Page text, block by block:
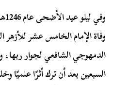
وفاة الإمام الخامس عشر
الدمهوجي الشافعي لجوار
السبعين بعد أن ترك أثرًا علميًا